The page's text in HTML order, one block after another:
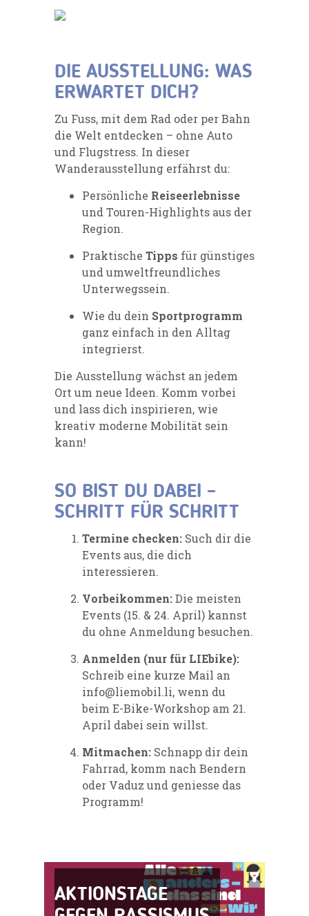
DIE AUSSTELLUNG: WAS
ERWARTET DICH?
Zu Fuss, mit dem Rad oder per Bahn
die Welt entdecken – ohne Auto
und Flugstress. In dieser
Wanderausstellung erfährst du:
Persönliche Reiseerlebnisse
und Touren-Highlights aus der
Region.
Praktische Tipps für günstiges
und umweltfreundliches
Unterwegssein.
Wie du dein Sportprogramm
ganz einfach in den Alltag
integrierst.
Die Ausstellung wächst an jedem
Ort um neue Ideen. Komm vorbei
und lass dich inspirieren, wie
kreativ moderne Mobilität sein
kann!
SO BIST DU DABEI –
SCHRITT FÜR SCHRITT
Termine checken: Such dir die
Events aus, die dich
interessieren.
Vorbeikommen:Die meisten
Events (15. & 24. April) kannst
du ohne Anmeldung besuchen.
Anmelden (nur für LIEbike):
Schreib eine kurze Mail an
info@liemobil.li, wenn du
beim E-Bike-Workshop am 21.
April dabei sein willst.
Mitmachen: Schnapp dir dein
Fahrrad, komm nach Bendern
oder Vaduz und geniesse das
Programm!
AKTIONSTAGE